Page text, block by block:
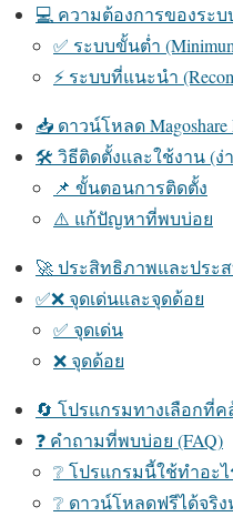
💻 ความต้องการของระบ
✅ ระบบขั้นต่ำ
⚡ ระบบที่แนะนำ
📥 ดาวน์โหลด
🛠️ วิธีติดตั้งและใช้งาน (ง่
📌 ขั้นตอนการติดตั้ง
⚠️ แก้ปัญหาที่พบบ่อย
🚀 ประสิทธิภาพและประ
✅❌ จุดเด่นและจุดด้อย
✅ จุดเด่น
❌ จุดด้อย
🔄 โปรแกรมทางเลือกที่
❓ คำถามที่พบบ่อย (FAQ)
❔ โปรแกรมนี้ใช้ทำอะไ
❔ ดาวน์โหลดฟรีได้จริ